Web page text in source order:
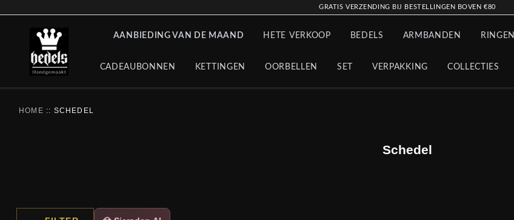
GRATIS VERZENDING BIJ BESTELLINGEN BOVEN €80
AANBIEDING VAN DE MAAND HETE VERKOOP BEDELS ARMBANDEN RINGEN
CADEAUBONNEN KETTINGEN OORBELLEN SET VERPAKKING COLLECTIES
HOME :: SCHEDEL
Schedel